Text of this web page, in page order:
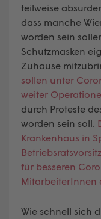
teilweise
dass manche
worden sein
Schutzmasken
Zuhause
sollen unter
weiter
durch Proteste
worden sein soll.
Krankenhaus in
für besseren
MitarbeiterInnen
Wie schnell sich